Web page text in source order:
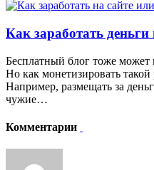
Как заработать
Бесплатный блог тоже
Но как монетизировать
Например, размещать за
чужие…
Комментарии